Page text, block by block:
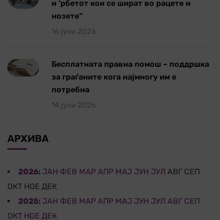
и ‘рбетот кои се шират во рацете и
нозете”
16 јули 2026
Бесплатната правна помош – поддршка
за граѓаните кога најмногу им е
потребна
14 јули 2026
АРХИВА
2026: ЈАН ФЕВ МАР АПР МАЈ ЈУН ЈУЛ АВГ СЕП
ОКТ НОЕ ДЕК
2025: ЈАН ФЕВ МАР АПР МАЈ ЈУН ЈУЛ АВГ СЕП
ОКТ НОЕ ДЕК